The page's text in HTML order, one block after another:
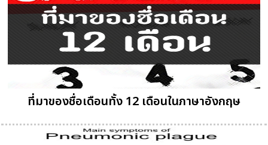
ที่มาของชื่อเดือนทั้ง 12 เดือนในภาษาอังกฤษ